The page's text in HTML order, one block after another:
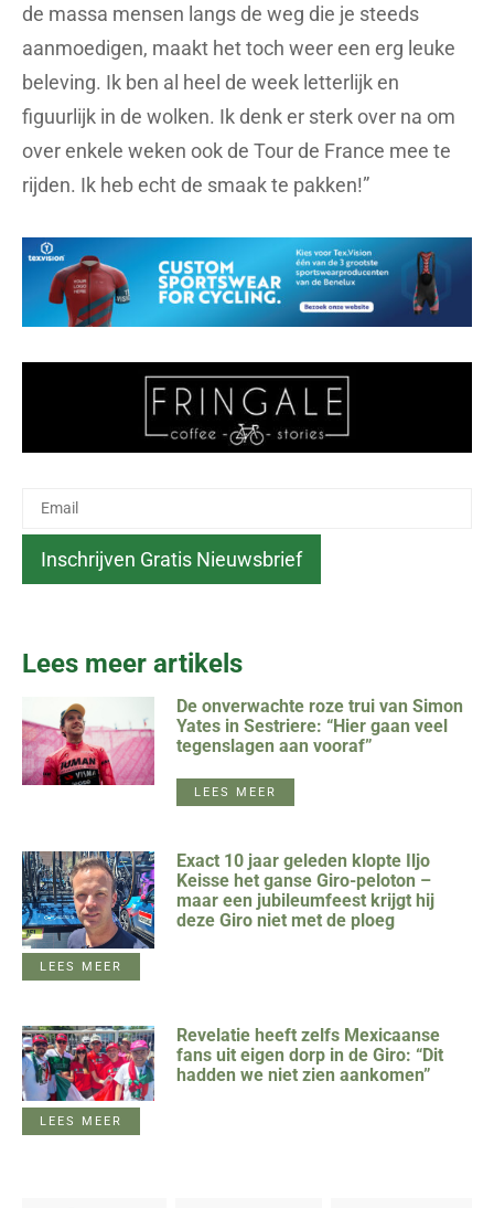
de massa mensen langs de weg die je steeds
aanmoedigen, maakt het toch weer een erg leuke
beleving. Ik ben al heel de week letterlijk en
figuurlijk in de wolken. Ik denk er sterk over na om
over enkele weken ook de Tour de France mee te
rijden. Ik heb echt de smaak te pakken!”
Lees meer artikels
De onverwachte roze trui van Simon
Yates in Sestriere: “Hier gaan veel
tegenslagen aan vooraf”
LEES MEER
Exact 10 jaar geleden klopte Iljo
Keisse het ganse Giro-peloton –
maar een jubileumfeest krijgt hij
deze Giro niet met de ploeg
LEES MEER
Revelatie heeft zelfs Mexicaanse
fans uit eigen dorp in de Giro: “Dit
hadden we niet zien aankomen”
LEES MEER